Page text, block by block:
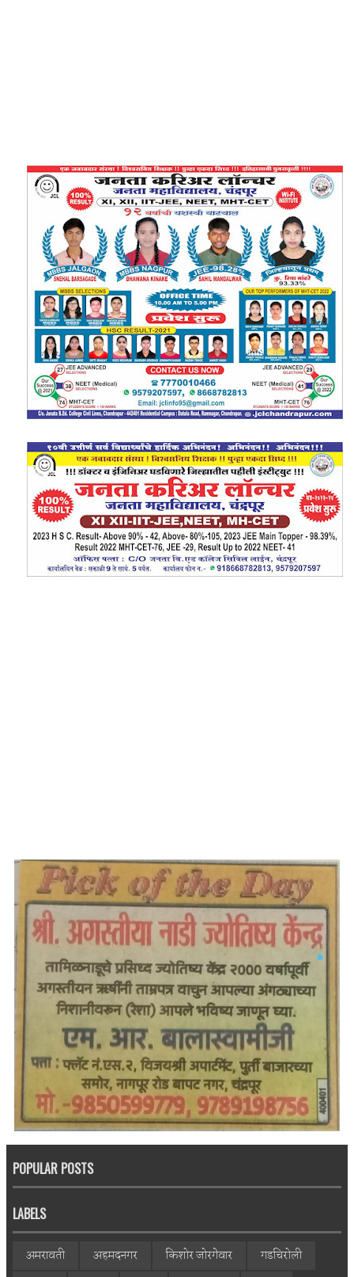
POPULAR POSTS
LABELS
अमरावती अहमदनगर किशोर जोरगेवार
गडचिरोली